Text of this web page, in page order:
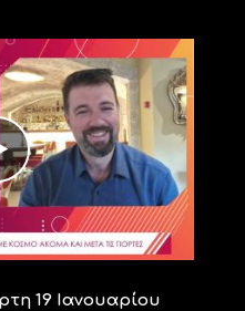
19 Ιανουαρίου